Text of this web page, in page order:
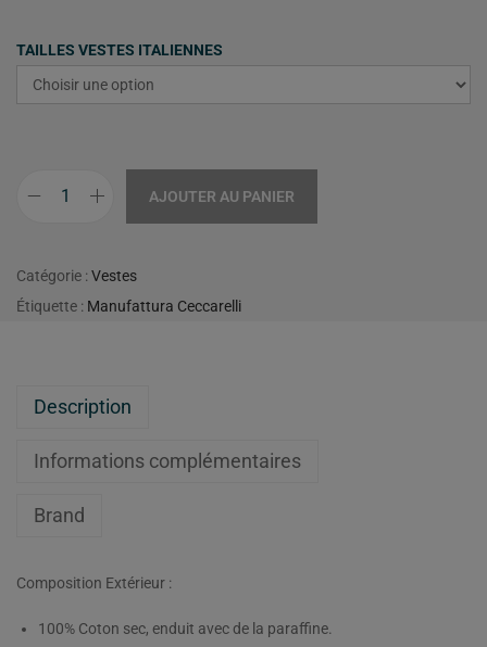
TAILLES VESTES ITALIENNES
AJOUTER AU PANIER
Catégorie : Vestes
Étiquette : Manufattura Ceccarelli
Description
Informations complémentaires
Brand
Composition Extérieur :
100% Coton sec, enduit avec de la paraffine.